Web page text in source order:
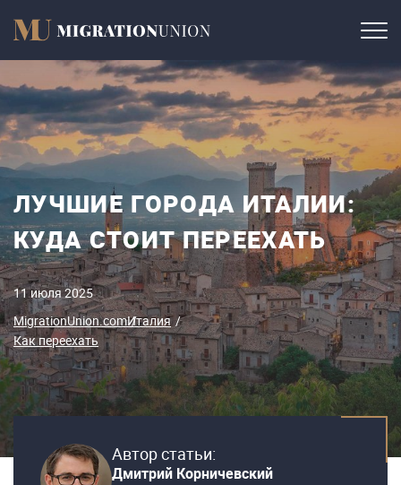
ЛУЧШИЕ ГОРОДА ИТАЛИИ:
КУДА СТОИТ ПЕРЕЕХАТЬ
11 июля 2025
MigrationUnion.comИталия
Как переехать
Автор статьи:
Дмитрий Корничевский